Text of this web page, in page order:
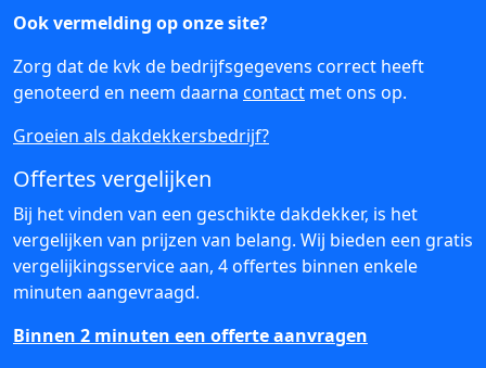
Ook vermelding op onze site?
Zorg dat de kvk de bedrijfsgegevens correct heeft
genoteerd en neem daarna contact met ons op.
Groeien als dakdekkersbedrijf?
Offertes vergelijken
Bij het vinden van een geschikte dakdekker, is het
vergelijken van prijzen van belang. Wij bieden een gratis
vergelijkingsservice aan, 4 offertes binnen enkele
minuten aangevraagd.
Binnen 2 minuten een offerte aanvragen